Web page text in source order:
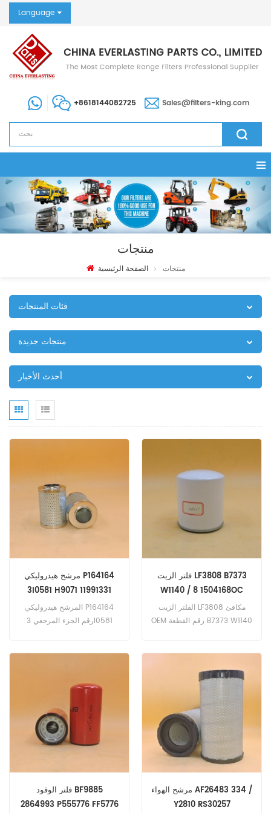
Language
+8618144082725 Sales@filters-king.com
منتجات
الصفحة الرئيسية منتجات
فئات المنتجات
منتجات جديدة
أحدث الأخبار
مرشح هيدروليكي P164164
3I0581 H9071 11991331
6900 / 0056
المرشح هيدروليكي P164164
رقم الجزء المرجعي 3I0581
L120B (فولفو TD71G هندسة).
L150 (فولفو TD102GC هندسة
فولفو A20 (TD71G المهندس).
المهندس)
فلتر الزيت LF3808 B7373
W1140 / 8 1504168OC
SP4114الفلتر الزيت LF3808 مكافئ
OEM رقم القطعة B7373 W1140
فلتر الوقود BF9885
2864993 P555776 FF5776
مرشح الهواء AF26483 334 /
Y2810 RS30257